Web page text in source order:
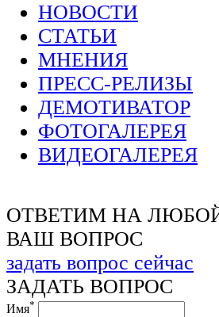
НОВОСТИ
СТАТЬИ
МНЕНИЯ
ПРЕСС-РЕЛИЗЫ
ДЕМОТИВАТОР
ФОТОГАЛЕРЕЯ
ВИДЕОГАЛЕРЕЯ
ОТВЕТИМ НА
ВАШ ВОПРОС
задать вопрос сейчас
ЗАДАТЬ ВОПРОС
Имя*